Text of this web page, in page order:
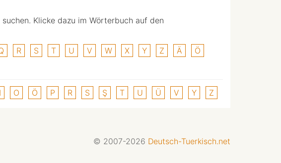
Klicke dazu im Wörterbuch auf den
R S T U V W X Y Z Ä
Ö
O Ö P R S Ş T U Ü V Y Z
© 2007-2026 Deutsch-Tuerkisch.net